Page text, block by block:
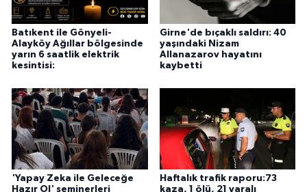
Batıkent ile Gönyeli-
Alayköy Ağıllar bölgesinde
yarın 6 saatlik elektrik
kesintisi:
Girne'de bıçaklı saldırı: 40
yaşındaki Nizam
Allanazarov hayatını
kaybetti
'Yapay Zeka ile Geleceğe
Hazır Ol' seminerleri
Haftalık trafik raporu:73
kaza, 1 ölü, 21 yaralı